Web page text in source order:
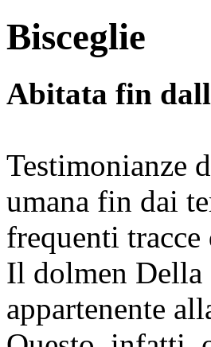
Bisceglie
Abitata fin
Testimonianze
umana fin dai
frequenti
Il dolmen Della
appartenente